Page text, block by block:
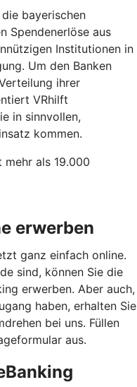
bayerischen
Spendenerlöse aus
Institutionen in
Um den Banken
ihrer
VRhilft
in sinnvollen,
kommen.
als 19.000
erwerben
ganz einfach online.
sind, können Sie die
erwerben. Aber auch,
haben, erhalten Sie
bei uns. Füllen
aus.